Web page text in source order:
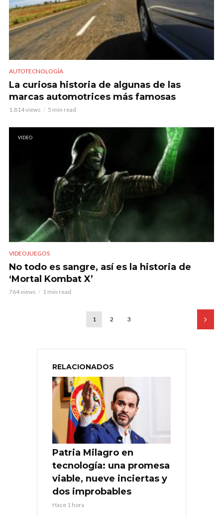
AUTOTECNOLOGÍA
La curiosa historia de algunas de las
marcas automotrices más famosas
1.814 views 5 min read
VIDEO
VIDEOJUEGOS
No todo es sangre, así es la historia de
‘Mortal Kombat X’
764 views 1 min read
1 2 3
RELACIONADOS
Patria Milagro en
tecnología: una promesa
viable, nueve inciertas y
dos improbables
Hace 1 hora